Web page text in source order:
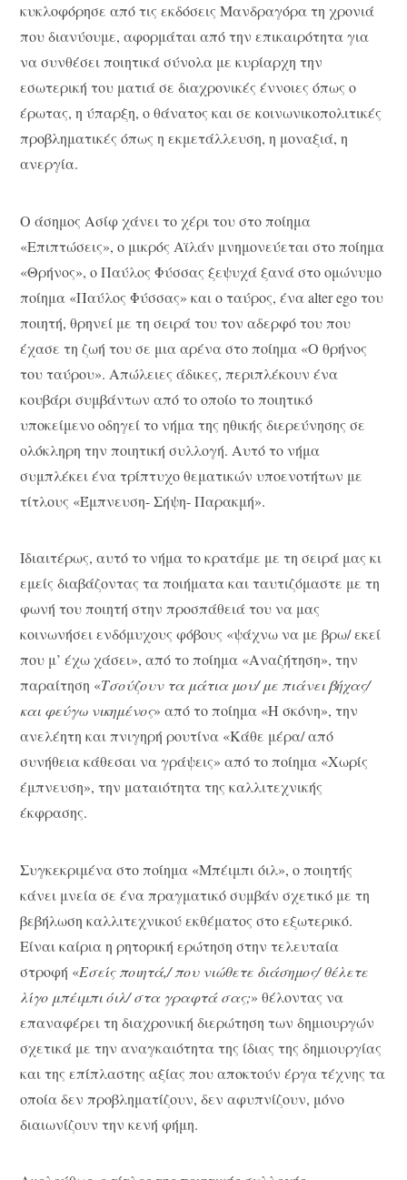
κυκλοφόρησε από τις εκδόσεις Μανδραγόρα τη χρονιά
που διανύουμε, αφορμάται από την επικαιρότητα για
να συνθέσει ποιητικά σύνολα με κυρίαρχη την
εσωτερική του ματιά σε διαχρονικές έννοιες όπως ο
έρωτας, η ύπαρξη, ο θάνατος και σε κοινωνικοπολιτικές
προβληματικές όπως η εκμετάλλευση, η μοναξιά, η
ανεργία.
Ο άσημος Ασίφ χάνει το χέρι του στο ποίημα
«Επιπτώσεις», ο μικρός Αϊλάν μνημονεύεται στο ποίημα
«Θρήνος», ο Παύλος Φύσσας ξεψυχά ξανά στο ομώνυμο
ποίημα «Παύλος Φύσσας» και ο ταύρος, ένα alter ego του
ποιητή, θρηνεί με τη σειρά του τον αδερφό του που
έχασε τη ζωή του σε μια αρένα στο ποίημα «Ο θρήνος
του ταύρου». Απώλειες άδικες, περιπλέκουν ένα
κουβάρι συμβάντων από το οποίο το ποιητικό
υποκείμενο οδηγεί το νήμα της ηθικής διερεύνησης σε
ολόκληρη την ποιητική συλλογή. Αυτό το νήμα
συμπλέκει ένα τρίπτυχο θεματικών υποενοτήτων με
τίτλους «Έμπνευση- Σήψη- Παρακμή».
Ιδιαιτέρως, αυτό το νήμα το κρατάμε με τη σειρά μας κι
εμείς διαβάζοντας τα ποιήματα και ταυτιζόμαστε με τη
φωνή του ποιητή στην προσπάθειά του να μας
κοινωνήσει ενδόμυχους φόβους «ψάχνω να με βρω/ εκεί
που μ’ έχω χάσει», από το ποίημα «Αναζήτηση», την
παραίτηση «Τσούζουν τα μάτια μου/ με πιάνει βήχας/
και φεύγω νικημένος» από το ποίημα «Η σκόνη», την
ανελέητη και πνιγηρή ρουτίνα «Κάθε μέρα/ από
συνήθεια κάθεσαι να γράψεις» από το ποίημα «Χωρίς
έμπνευση», την ματαιότητα της καλλιτεχνικής
έκφρασης.
Συγκεκριμένα στο ποίημα «Μπέιμπι όιλ», ο ποιητής
κάνει μνεία σε ένα πραγματικό συμβάν σχετικό με τη
βεβήλωση καλλιτεχνικού εκθέματος στο εξωτερικό.
Είναι καίρια η ρητορική ερώτηση στην τελευταία
στροφή «Εσείς ποιητά,/ που νιώθετε διάσημος/ θέλετε
λίγο μπέιμπι όιλ/ στα γραφτά σας;» θέλοντας να
επαναφέρει τη διαχρονική διερώτηση των δημιουργών
σχετικά με την αναγκαιότητα της ίδιας της δημιουργίας
και της επίπλαστης αξίας που αποκτούν έργα τέχνης τα
οποία δεν προβληματίζουν, δεν αφυπνίζουν, μόνο
διαιωνίζουν την κενή φήμη.